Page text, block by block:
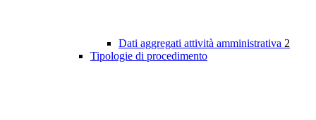
Dati aggregati attività amministrativa 2
Tipologie di procedimento